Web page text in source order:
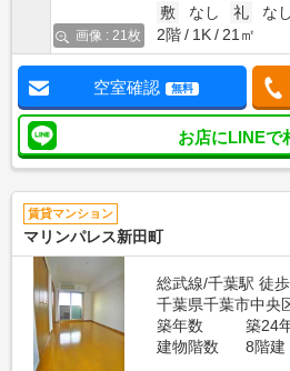
画像 : 21枚
敷
なし 礼
なし
2階
1K 21㎡
空室確認 無料
お店にLINEで
賃貸マンション
マリンパレス新田町
総武線/千葉駅 徒
千葉県千葉市中央
築年数
築24
建物階数
8階建